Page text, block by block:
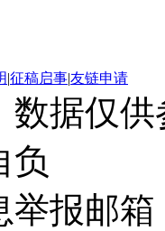
|征稿启事|友链申请
数据仅
负
举报邮箱